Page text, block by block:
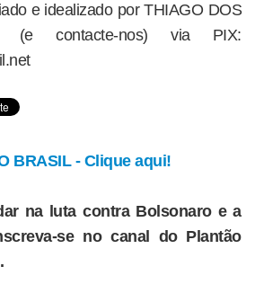
e idealizado por THIAGO DOS
(e contacte-nos) via PIX:
BRASIL - Clique aqui!
na luta contra Bolsonaro e a
se no canal do Plantão